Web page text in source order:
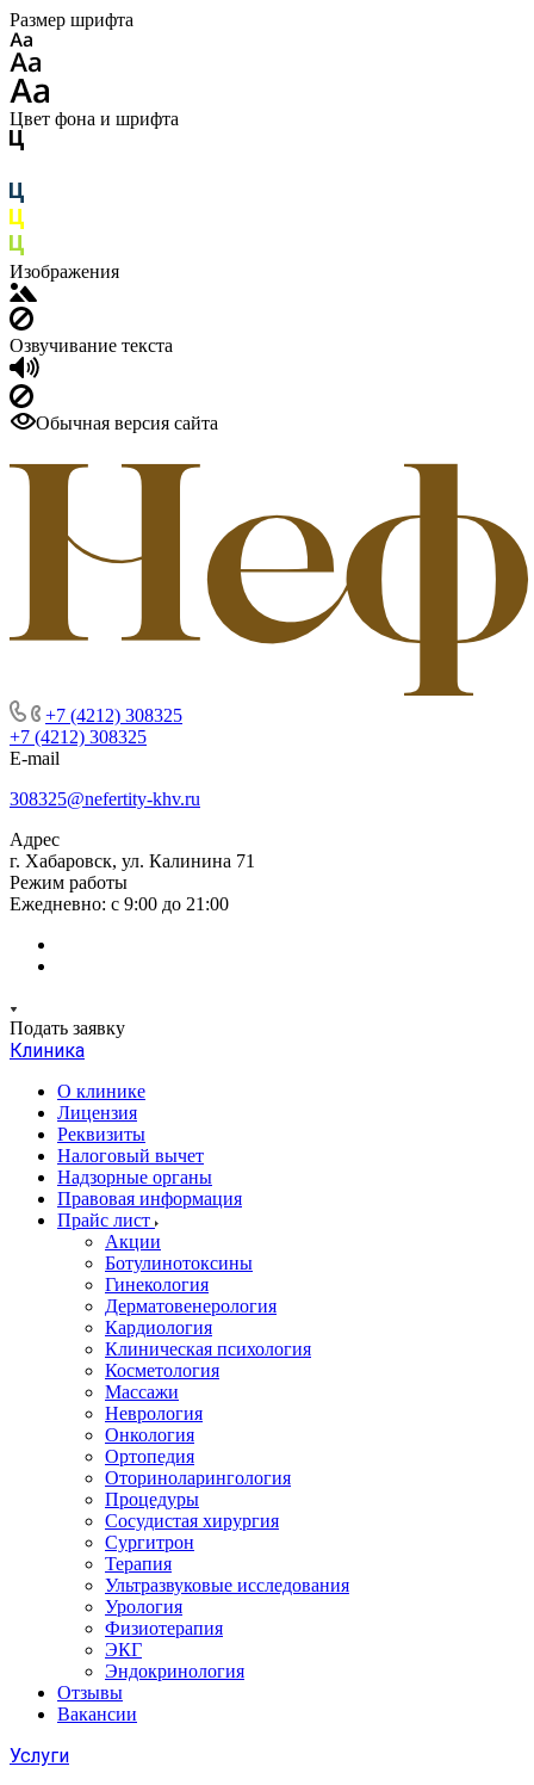
Размер шрифта
Цвет фона и шрифта
Изображения
Озвучивание текста
Обычная версия сайта
+7 (4212) 308325
+7 (4212) 308325
E-mail
308325@nefertity-khv.ru
Адрес
г. Хабаровск, ул. Калинина 71
Режим работы
Ежедневно: с 9:00 до 21:00
Подать заявку
Клиника
О клинике
Лицензия
Реквизиты
Налоговый вычет
Надзорные органы
Правовая информация
Прайс лист
Акции
Ботулинотоксины
Гинекология
Дерматовенерология
Кардиология
Клиническая психология
Косметология
Массажи
Неврология
Онкология
Ортопедия
Оториноларингология
Процедуры
Сосудистая хирургия
Сургитрон
Терапия
Ультразвуковые исследования
Урология
Физиотерапия
ЭКГ
Эндокринология
Отзывы
Вакансии
Услуги